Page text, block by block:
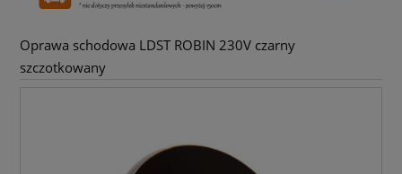
Oprawa schodowa LDST ROBIN 230V czarny
szczotkowany